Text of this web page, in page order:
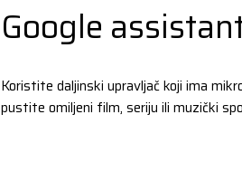
Google
Koristite daljinski upravljač koji ima
pustite omiljeni film, seriju ili muzički